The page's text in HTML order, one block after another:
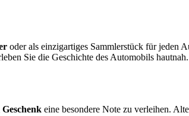
oder als einzigartiges Sammlerstück für jeden
Sie die Geschichte des Automobils hautnah.
Geschenk eine besondere Note zu verleihen.